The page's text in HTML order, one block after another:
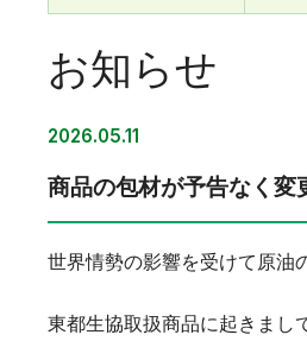
お知らせ
2026.05.11
商品の包材が予告なく変
世界情勢の影響を受けて原油
東都生協取扱商品に起きまし